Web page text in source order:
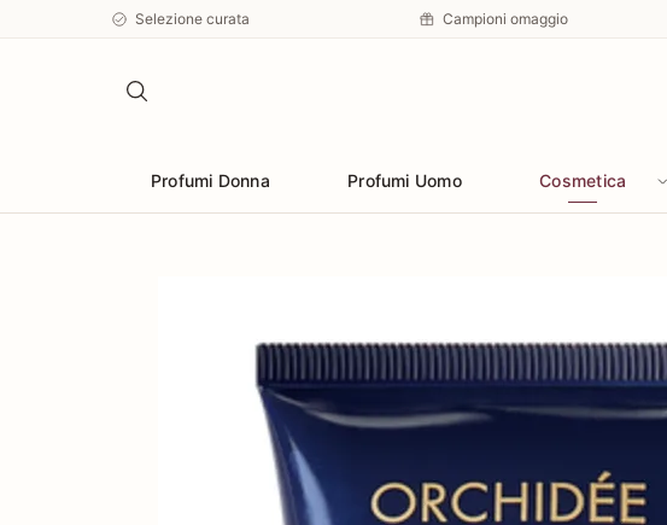
Selezione curata Campioni omaggio
Profumi Donna Profumi Uomo Cosmetica